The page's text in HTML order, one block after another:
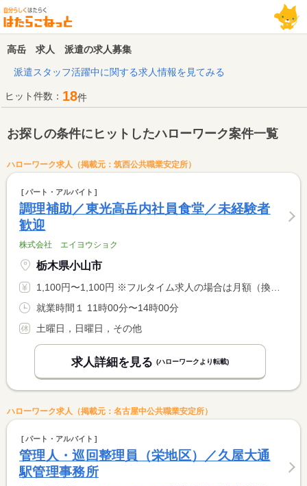
高岳 求人 派遣の求人募集
派遣スタッフ活躍中に関する求人情報を見てみる
ヒット件数： 18件
お探しの条件にヒットしたハローワーク案件一覧
ハローワーク求人（掲載元：筑西公共職業安定所）
パート・アルバイト
調理補助／東光高岳内社員食堂／未経験者
歓迎
株式会社 エイヨウショク
栃木県小山市
1,100円〜1,100円 ※フルタイム求人の場合は月額（換算額）、パート求人の場合は時間額を表示しています。
就業時間１ 11時00分〜14時00分
土曜日，日曜日，その他
求人詳細を見る (ハローワークより転載)
ハローワーク求人（掲載元：名古屋中公共職業安定所）
パート・アルバイト
管理人・巡回整理員（栄地区）／久屋大通
駅管理事務所